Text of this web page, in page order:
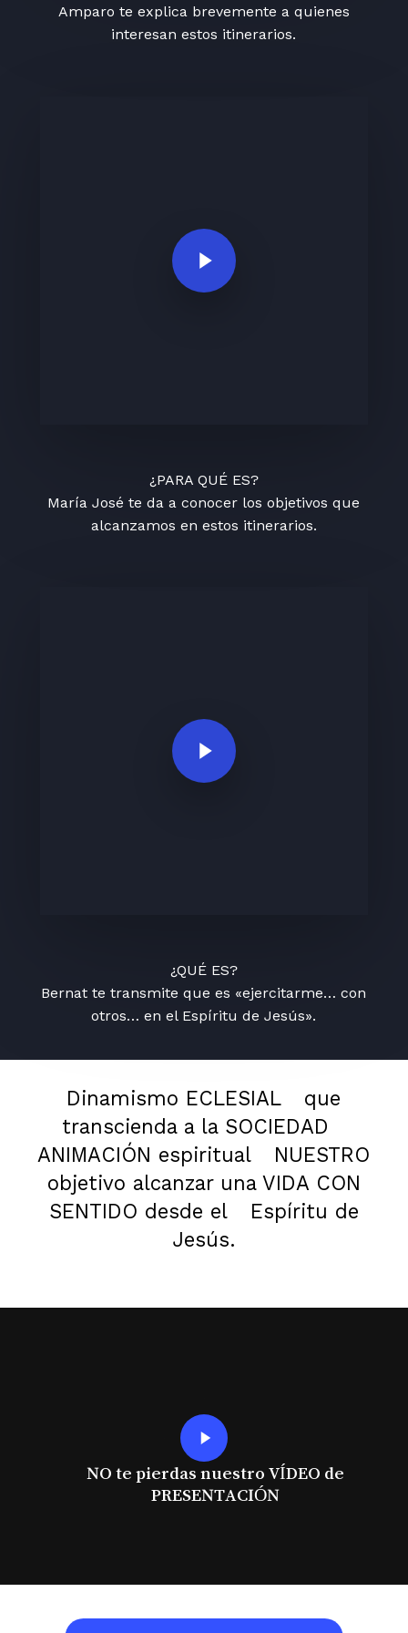
Amparo te explica brevemente a quienes
interesan estos itinerarios.
Play Video
¿PARA QUÉ ES?
María José te da a conocer los objetivos que
alcanzamos en estos itinerarios.
Play Video
¿QUÉ ES?
Bernat te transmite que es «ejercitarme… con
otros… en el Espíritu de Jesús».
Dinamismo ECLESIAL
que
transcienda a la SOCIEDAD
ANIMACIÓN espiritual
NUESTRO
objetivo alcanzar una VIDA CON
SENTIDO desde el
Espíritu de
Jesús.
Play
Video
NO te pierdas nuestro VÍDEO de
PRESENTACIÓN